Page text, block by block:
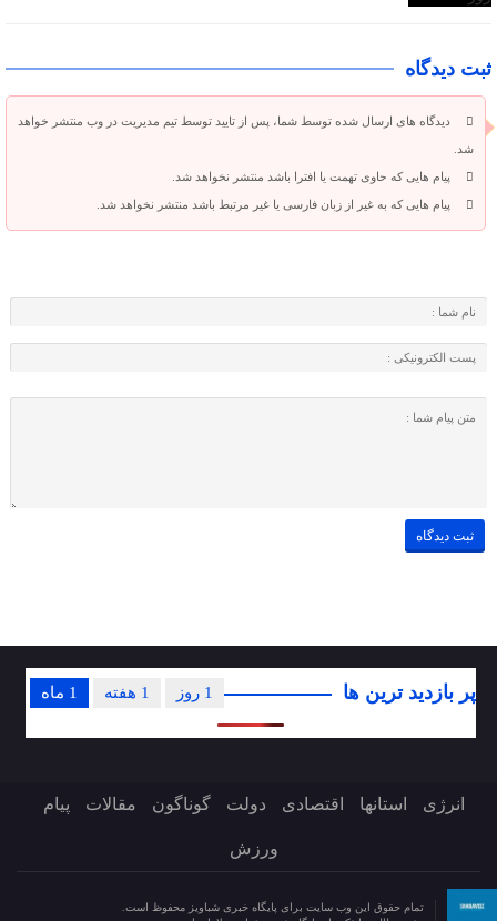
ثبت دیدگاه
دیدگاه های ارسال شده توسط شما، پس از تایید توسط تیم مدیریت در وب منتشر خواهد
شد.
پیام هایی که حاوی تهمت یا افترا باشد منتشر نخواهد شد.
پیام هایی که به غیر از زبان فارسی یا غیر مرتبط باشد منتشر نخواهد شد.
پر بازدید ترین ها 1 ماه 1 هفته 1 روز
انرژی استانها اقتصادی دولت گوناگون مقالات پیام
ورزش
تمام حقوق این وب سایت برای پایگاه خبری شباویز محفوظ است.